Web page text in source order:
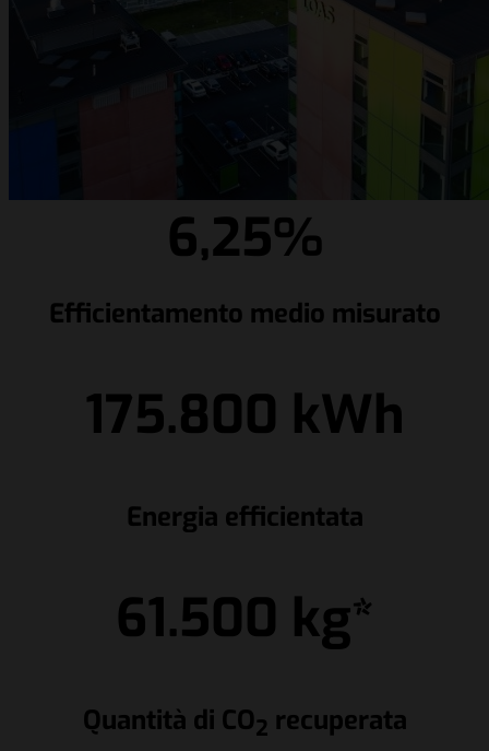
6,25%
Efficientamento medio misurato
175.800 kWh
Energia efficientata
61.500 kg*
Quantità di CO2 recuperata